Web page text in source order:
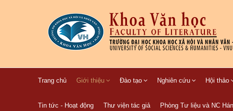
Trang chủ Giới thiệu Đào tạo Nghiên cứu Hội thảo
Tin tức - Hoạt động Thư viện tác giả Phòng Tư liệu và NC